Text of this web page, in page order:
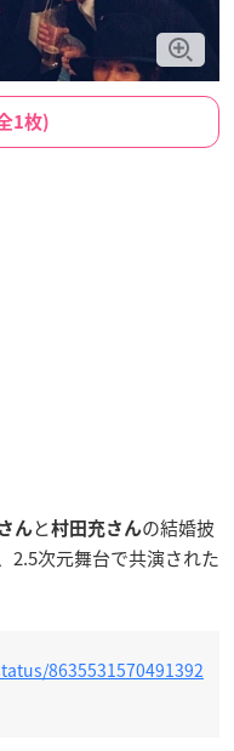
1枚)
んと村田充さんの結婚披
2.5次元舞台で共演された
8635531570491392